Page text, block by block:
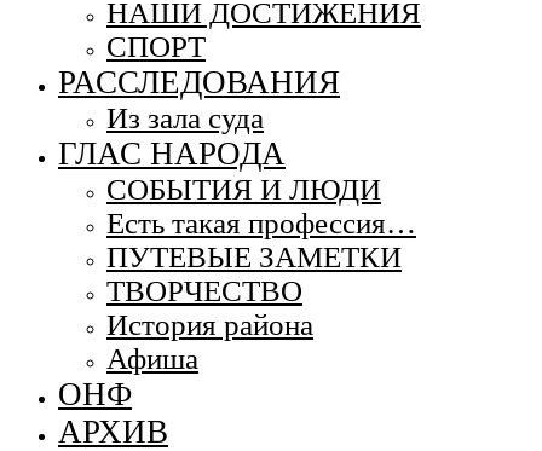
НАШИ ДОСТИЖЕНИЯ
СПОРТ
РАССЛЕДОВАНИЯ
Из зала суда
ГЛАС НАРОДА
СОБЫТИЯ И ЛЮДИ
Есть такая профессия…
ПУТЕВЫЕ ЗАМЕТКИ
ТВОРЧЕСТВО
История района
Афиша
ОНФ
АРХИВ